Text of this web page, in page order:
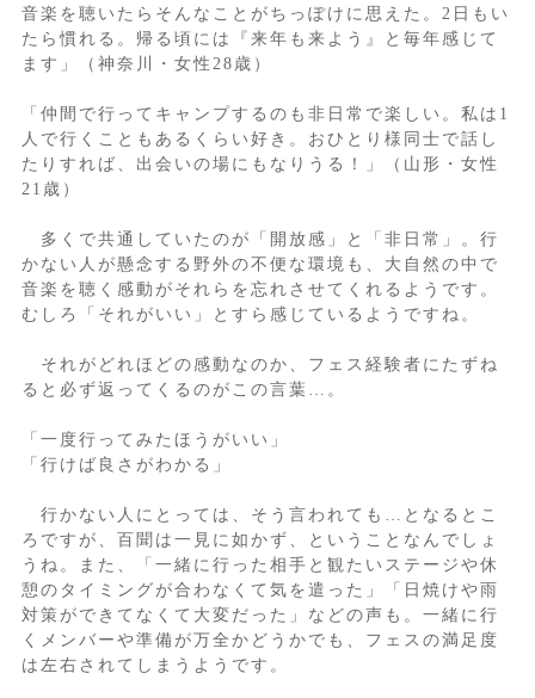
音楽を聴いたらそんなことがちっぽけに思えた。2日もい
たら慣れる。帰る頃には『来年も来よう』と毎年感じて
ます」（神奈川・女性28歳）
「仲間で行ってキャンプするのも非日常で楽しい。私は1
人で行くこともあるくらい好き。おひとり様同士で話し
たりすれば、出会いの場にもなりうる！」（山形・女性
21歳）
多くで共通していたのが「開放感」と「非日常」。行
かない人が懸念する野外の不便な環境も、大自然の中で
音楽を聴く感動がそれらを忘れさせてくれるようです。
むしろ「それがいい」とすら感じているようですね。
それがどれほどの感動なのか、フェス経験者にたずね
ると必ず返ってくるのがこの言葉…。
「一度行ってみたほうがいい」
「行けば良さがわかる」
行かない人にとっては、そう言われても…となるとこ
ろですが、百聞は一見に如かず、ということなんでしょ
うね。また、「一緒に行った相手と観たいステージや休
憩のタイミングが合わなくて気を遣った」「日焼けや雨
対策ができてなくて大変だった」などの声も。一緒に行
くメンバーや準備が万全かどうかでも、フェスの満足度
は左右されてしまうようです。